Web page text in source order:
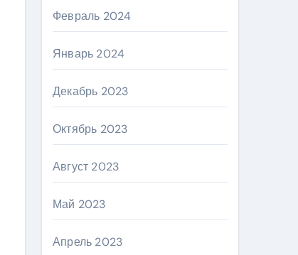
Февраль 2024
Январь 2024
Декабрь 2023
Октябрь 2023
Август 2023
Май 2023
Апрель 2023